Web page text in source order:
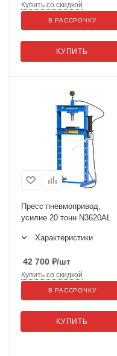
КУПИТЬ
Купить со скидкой
В РАССРОЧКУ
Пресс пневмопривод,
усилие 20 тонн N3620AL
Характеристики
42 700 ₽/шт
КУПИТЬ
Купить со скидкой
В РАССРОЧКУ